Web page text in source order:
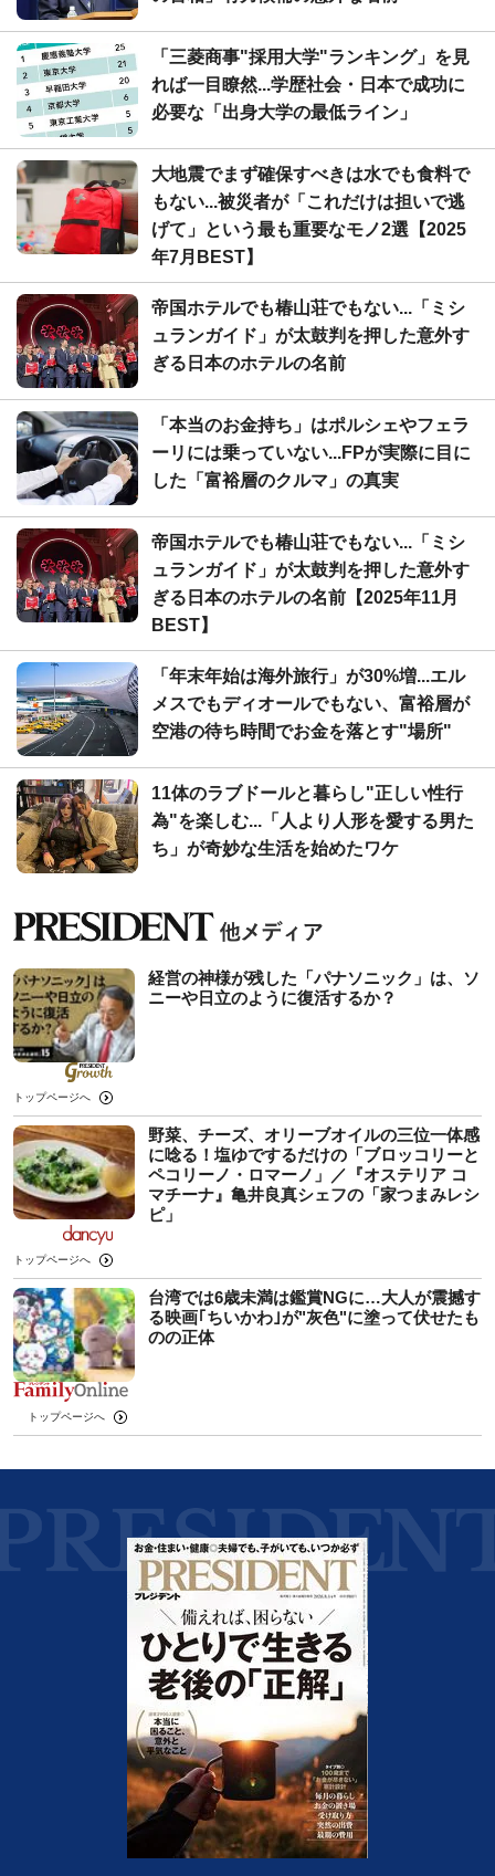
「三菱商事"採用大学"ランキング」を見
れば一目瞭然...学歴社会・日本で成功に
必要な「出身大学の最低ライン」
大地震でまず確保すべきは水でも食料で
もない...被災者が「これだけは担いで逃
げて」という最も重要なモノ2選【2025
年7月BEST】
帝国ホテルでも椿山荘でもない...「ミシ
ュランガイド」が太鼓判を押した意外す
ぎる日本のホテルの名前
「本当のお金持ち」はポルシェやフェラ
ーリには乗っていない...FPが実際に目に
した「富裕層のクルマ」の真実
帝国ホテルでも椿山荘でもない...「ミシ
ュランガイド」が太鼓判を押した意外す
ぎる日本のホテルの名前【2025年11月
BEST】
「年末年始は海外旅行」が30%増...エル
メスでもディオールでもない、富裕層が
空港の待ち時間でお金を落とす"場所"
11体のラブドールと暮らし"正しい性行
為"を楽しむ...「人より人形を愛する男た
ち」が奇妙な生活を始めたワケ
経営の神様が残した「パナソニック」は、ソ
ニーや日立のように復活するか？
トップページへ
野菜、チーズ、オリーブオイルの三位一体感
に唸る！塩ゆでするだけの「ブロッコリーと
ペコリーノ・ロマーノ」／『オステリア コ
マチーナ』亀井良真シェフの「家つまみレシ
ピ」
トップページへ
台湾では6歳未満は鑑賞NGに…大人が震撼す
る映画｢ちいかわ｣が"灰色"に塗って伏せたも
のの正体
トップページへ